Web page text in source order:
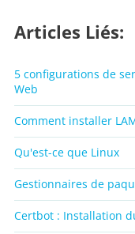
Articles Liés:
5 configurations de
Web
Comment installer
Qu'est-ce que Linux
Gestionnaires de
Certbot : Installation